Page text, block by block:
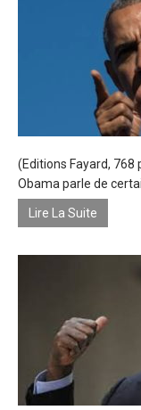
(Editions Fayard,
Obama parle de
Lire La Suite